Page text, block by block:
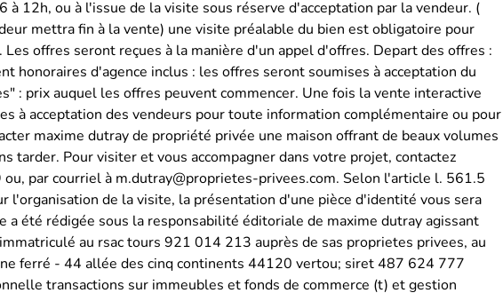
12h, ou à l'issue de la visite sous réserve d'acceptation par la vendeur. (
mettra fin à la vente) une visite préalable du bien est obligatoire pour
Les offres seront reçues à la manière d'un appel d'offres. Depart des offres :
honoraires d'agence inclus : les offres seront soumises à acceptation du
: prix auquel les offres peuvent commencer. Une fois la vente interactive
à acceptation des vendeurs pour toute information complémentaire ou pour
maxime dutray de propriété privée une maison offrant de beaux volumes
tarder. Pour visiter et vous accompagner dans votre projet, contactez
par courriel à m.dutray@proprietes-privees.com. Selon l'article l. 561.5
l'organisation de la visite, la présentation d'une pièce d'identité vous sera
a été rédigée sous la responsabilité éditoriale de maxime dutray agissant
au rsac tours 921 014 213 auprès de sas proprietes privees, au
ferré - 44 allée des cinq continents 44120 vertou; siret 487 624 777
transactions sur immeubles et fonds de commerce (t) et gestion